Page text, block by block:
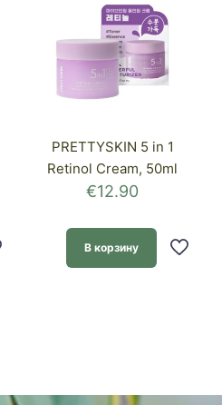
PRETTYSKIN 5 in 1
Retinol Cream, 50ml
€12.90
В корзину